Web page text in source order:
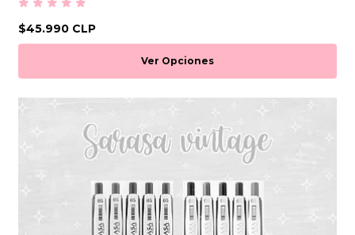
$45.990 CLP
Ver Opciones